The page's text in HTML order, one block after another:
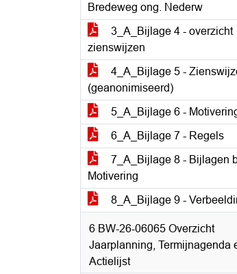
Bredeweg ong. Nederw
3_A_Bijlage 4 - overzicht
zienswijzen
4_A_Bijlage 5 -
(geanonimiseerd)
5_A_Bijlage 6 -
6_A_Bijlage 7 - Regels
7_A_Bijlage 8 - Bijlagen
Motivering
8_A_Bijlage 9 -
6 BW-26-06065 Overzicht
Jaarplanning, Termijnagenda
Actielijst